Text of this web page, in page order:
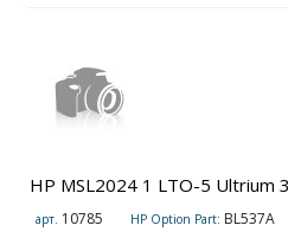
HP MSL2024 1 LTO-5 Ultrium
арт. 10785 HP Option Part: BL537A